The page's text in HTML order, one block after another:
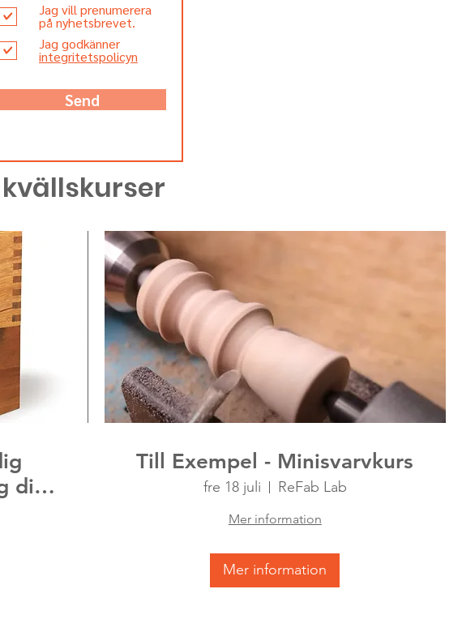
Jag vill prenumerera
på nyhetsbrevet.
Jag godkänner
integritetspolicyn
Send
din
Till Exempel - Minisvarvkurs
fre 18 juli ReFab Lab
Mer information
Mer information